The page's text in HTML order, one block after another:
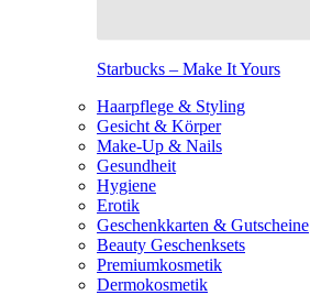
Starbucks – Make It Yours
Haarpflege & Styling
Gesicht & Körper
Make-Up & Nails
Gesundheit
Hygiene
Erotik
Geschenkkarten & Gutscheine
Beauty Geschenksets
Premiumkosmetik
Dermokosmetik